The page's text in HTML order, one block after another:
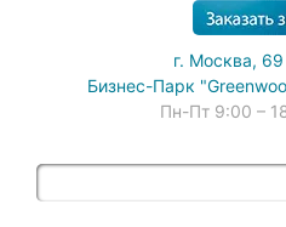
г. Москва,
Бизнес-Парк
Пн-Пт 9:00 –